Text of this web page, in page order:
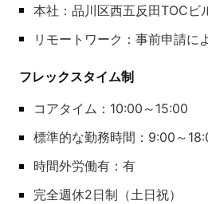
本社：品川区西五反田TOCビ
リモートワーク：事前申請に
フレックスタイム制
コアタイム：10:00～15:00
標準的な勤務時間：9:00～
時間外労働有：有
完全週休2日制（土日祝）